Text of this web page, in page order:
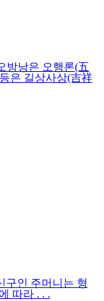
방낭은 오행론(五
은 길상사상(吉祥
구인 주머니는 형
따라 . . .